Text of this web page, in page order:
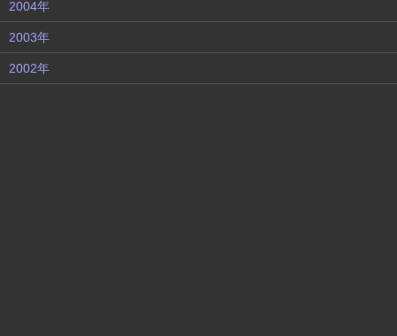
2004年
2003年
2002年